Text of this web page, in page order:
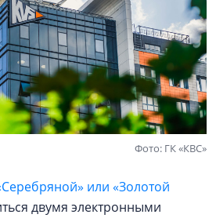
Фото: ГК «КВС»
или «Золотой
двумя электронными